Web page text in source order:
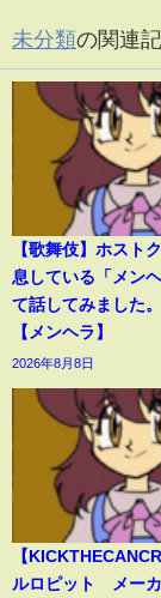
未分類の関連
【歌舞伎】ホスト
息している「メン
て話してみました。
【メンヘラ】
2026年8月8日
【
ルロピット メー